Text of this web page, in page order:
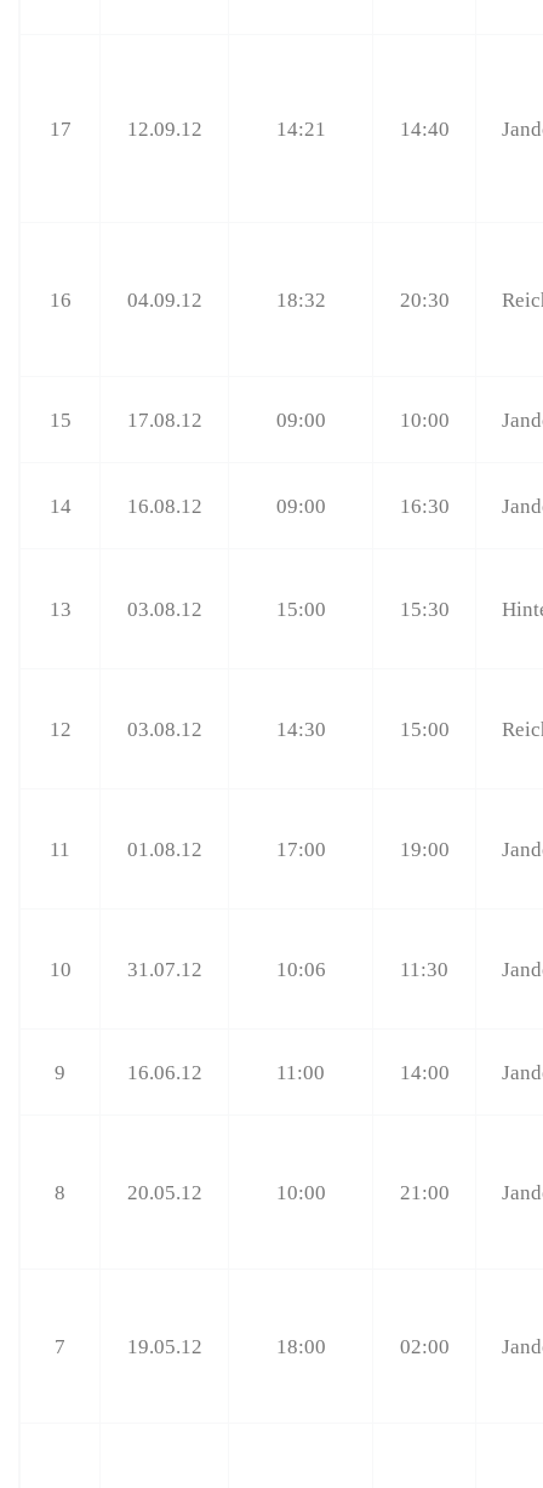
17 12.09.12 14:21 14:40
16 04.09.12 18:32 20:30
15 17.08.12 09:00 10:00
14 16.08.12 09:00 16:30
13 03.08.12 15:00 15:30
12 03.08.12 14:30 15:00
11 01.08.12 17:00 19:00
10 31.07.12 10:06 11:30
9 16.06.12 11:00 14:00
8 20.05.12 10:00 21:00
7 19.05.12 18:00 02:00